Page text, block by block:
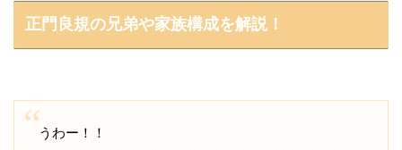
正門良規の兄弟や家族構成を解説！
うわー！！